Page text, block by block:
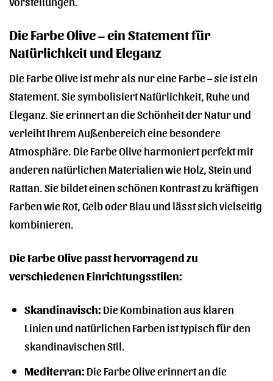
Die Farbe Olive – ein Statement für
Natürlichkeit und Eleganz
Die Farbe Olive ist mehr als nur eine Farbe – sie ist ein
Statement. Sie symbolisiert Natürlichkeit, Ruhe und
Eleganz. Sie erinnert an die Schönheit der Natur und
verleiht Ihrem Außenbereich eine besondere
Atmosphäre. Die Farbe Olive harmoniert perfekt mit
anderen natürlichen Materialien wie Holz, Stein und
Rattan. Sie bildet einen schönen Kontrast zu kräftigen
Farben wie Rot, Gelb oder Blau und lässt sich vielseitig
kombinieren.
Die Farbe Olive passt hervorragend zu
verschiedenen Einrichtungsstilen:
Skandinavisch:Die Kombination aus klaren
Linien und natürlichen Farben ist typisch für den
skandinavischen Stil.
Mediterran:Die Farbe Olive erinnert an die